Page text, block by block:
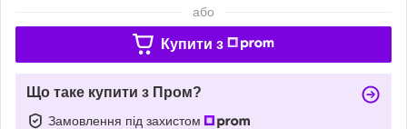
або
Купити з
Що таке купити з Пром?
Замовлення під захистом